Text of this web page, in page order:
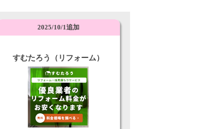
2025/10/1追加
すむたろう（リフォーム）